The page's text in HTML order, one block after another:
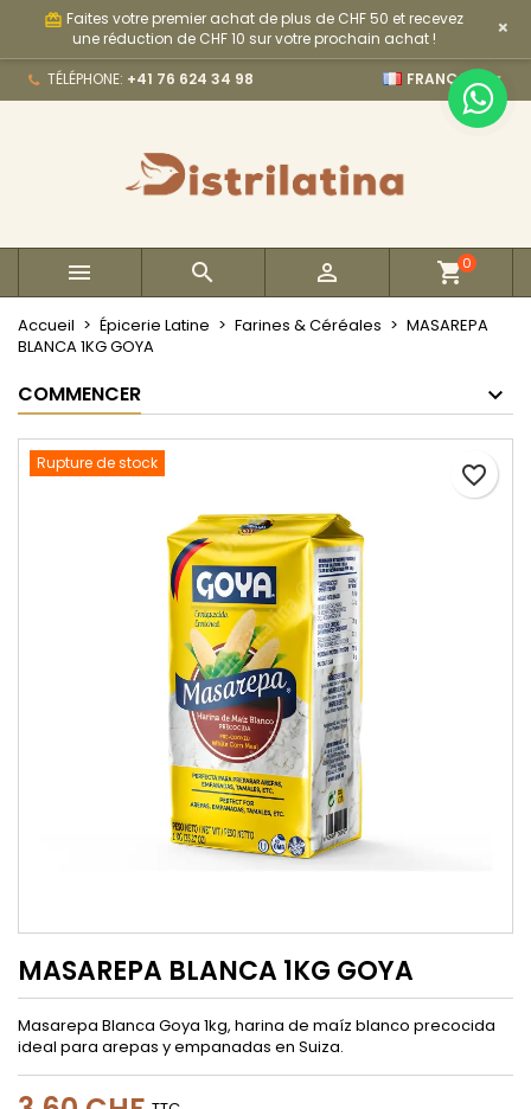
card_giftcard Faites votre premier achat de plus de CHF 50 et recevez
une réduction de CHF 10 sur votre prochain achat !
×
TÉLÉPHONE: +41 76 624 34 98 FRANÇAIS 
   0
Accueil Épicerie Latine Farines & Céréales
MASAREPA
BLANCA 1KG GOYA
COMMENCER
Rupture de stock
MASAREPA BLANCA 1KG GOYA
Masarepa Blanca Goya 1kg, harina de maíz blanco precocida
ideal para arepas y empanadas en Suiza.
favorite_border
My wishlists ×
add_circle_outline Create new list
Créer une liste d'envies ×
Connexion ×
Vous devez être connecté pour ajouter des produits
Annuler Connexion